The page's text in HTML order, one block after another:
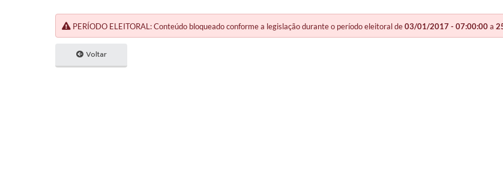
PERÍODO ELEITORAL: Conteúdo bloqueado conforme a legislação durante o período eleitoral de03/01/2017 - 07:00:00a
Voltar